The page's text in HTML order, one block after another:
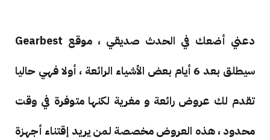
دعني أضعك في الحدث صديقي ، موقع Gearbest
سيطلق بعد 6 أيام بعض الأشياء الرائعة ، أولا فهي حاليا
تقدم لك عروض رائعة و مغرية لكنها متوفرة في وقت
محدود ، هذه العروض مخصصة لمن يريد إقتناء أجهزة